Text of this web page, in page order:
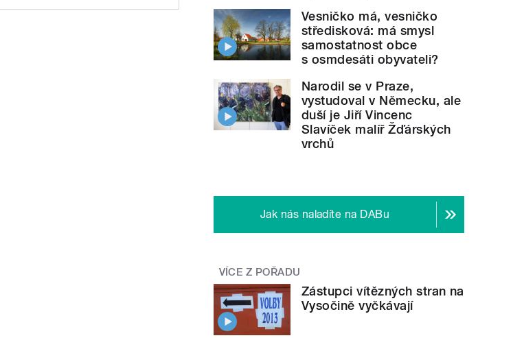
Vesničko má, vesničko
středisková: má smysl
samostatnost obce
s osmdesáti obyvateli?
Narodil se v Praze,
vystudoval v Německu, ale
duší je Jiří Vincenc
Slavíček malíř Žďárských
vrchů
Jak nás naladíte na DABu
VÍCE Z POŘADU
Zástupci vítězných stran na
Vysočině vyčkávají